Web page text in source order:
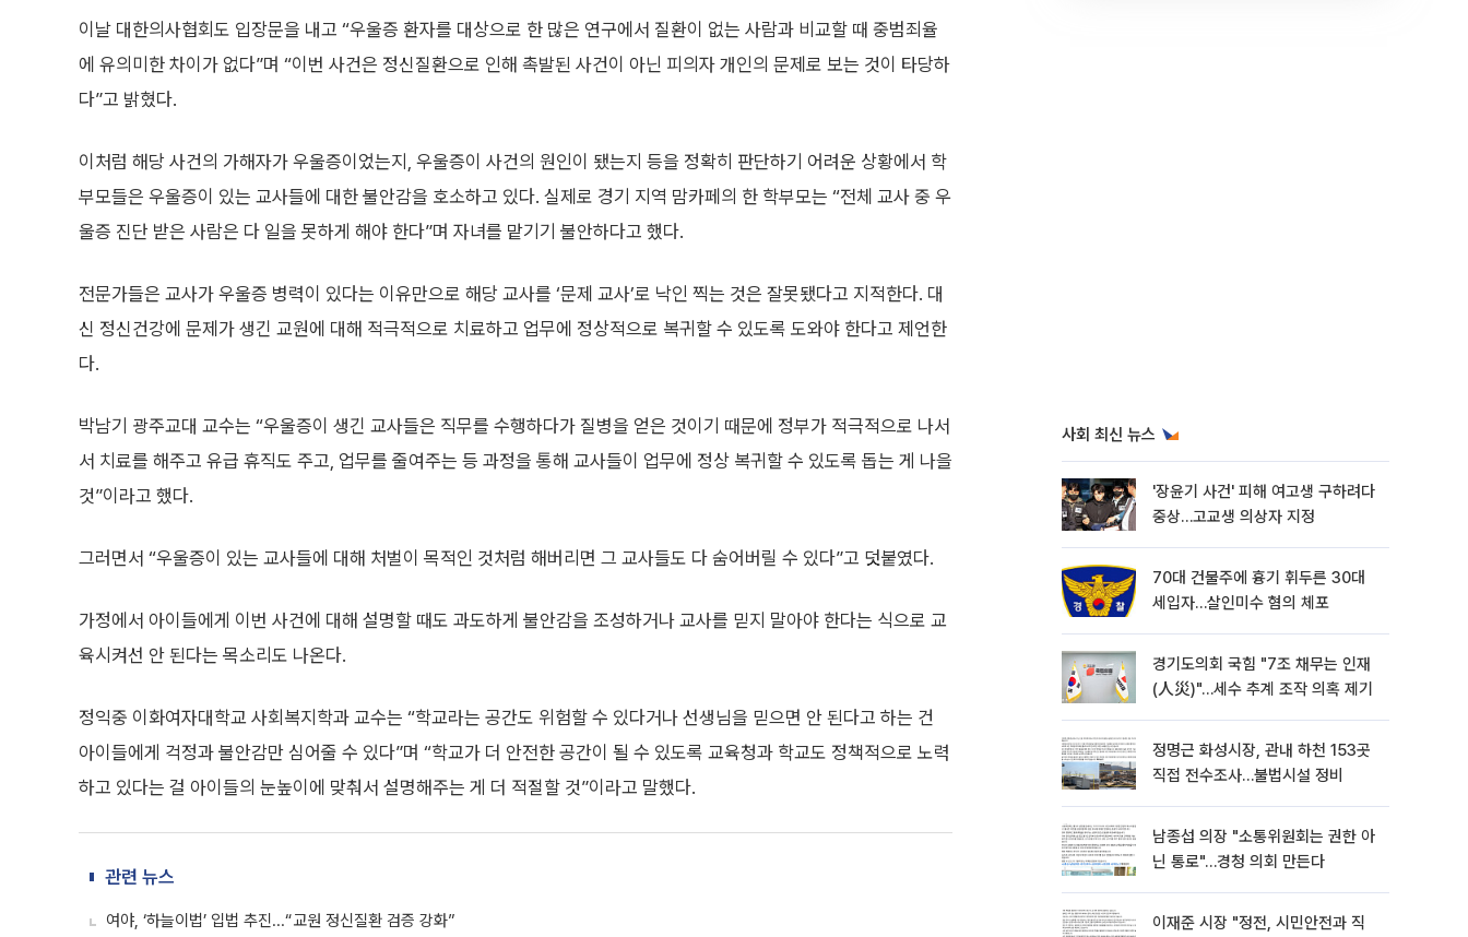
이날 대한의사협회도 입장문을 내고 “우울증 환자를 대상으로 한 많은 연구에서 질환이 없는 사람과 비교할 때 중범죄율
에 유의미한 차이가 없다”며 “이번 사건은 정신질환으로 인해 촉발된 사건이 아닌 피의자 개인의 문제로 보는 것이 타당하
다”고 밝혔다.
이처럼 해당 사건의 가해자가 우울증이었는지, 우울증이 사건의 원인이 됐는지 등을 정확히 판단하기 어려운 상황에서 학
부모들은 우울증이 있는 교사들에 대한 불안감을 호소하고 있다. 실제로 경기 지역 맘카페의 한 학부모는 “전체 교사 중 우
울증 진단 받은 사람은 다 일을 못하게 해야 한다”며 자녀를 맡기기 불안하다고 했다.
전문가들은 교사가 우울증 병력이 있다는 이유만으로 해당 교사를 ‘문제 교사’로 낙인 찍는 것은 잘못됐다고 지적한다. 대
신 정신건강에 문제가 생긴 교원에 대해 적극적으로 치료하고 업무에 정상적으로 복귀할 수 있도록 도와야 한다고 제언한
다.
박남기 광주교대 교수는 “우울증이 생긴 교사들은 직무를 수행하다가 질병을 얻은 것이기 때문에 정부가 적극적으로 나서
서 치료를 해주고 유급 휴직도 주고, 업무를 줄여주는 등 과정을 통해 교사들이 업무에 정상 복귀할 수 있도록 돕는 게 나을
것”이라고 했다.
그러면서 “우울증이 있는 교사들에 대해 처벌이 목적인 것처럼 해버리면 그 교사들도 다 숨어버릴 수 있다”고 덧붙였다.
가정에서 아이들에게 이번 사건에 대해 설명할 때도 과도하게 불안감을 조성하거나 교사를 믿지 말아야 한다는 식으로 교
육시켜선 안 된다는 목소리도 나온다.
정익중 이화여자대학교 사회복지학과 교수는 “학교라는 공간도 위험할 수 있다거나 선생님을 믿으면 안 된다고 하는 건
아이들에게 걱정과 불안감만 심어줄 수 있다”며 “학교가 더 안전한 공간이 될 수 있도록 교육청과 학교도 정책적으로 노력
하고 있다는 걸 아이들의 눈높이에 맞춰서 설명해주는 게 더 적절할 것”이라고 말했다.
관련 뉴스
여야, ‘하늘이법’ 입법 추진...“교원 정신질환 검증 강화”
사회 최신 뉴스
'장윤기 사건' 피해 여고생 구하려다
중상…고교생 의상자 지정
70대 건물주에 흉기 휘두른 30대
세입자…살인미수 혐의 체포
경기도의회 국힘 "7조 채무는 인재
(人災)"…세수 추계 조작 의혹 제기
정명근 화성시장, 관내 하천 153곳
직접 전수조사…불법시설 정비
남종섭 의장 "소통위원회는 권한 아
닌 통로"…경청 의회 만든다
이재준 시장 "정전, 시민안전과 직